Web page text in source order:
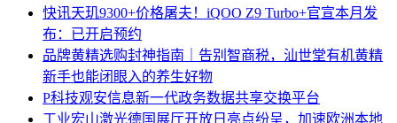
快讯天玑9300+价格屠夫！iQOO Z9 Turbo+官宣本月发
布：已开启预约
品牌黄精选购封神指南｜告别智商税，汕世堂有机黄精
新手也能闭眼入的养生好物
P科技观安信息新一代政务数据共享交换平台
工业宏山激光德国展厅开放日亮点纷呈，加速欧洲本地